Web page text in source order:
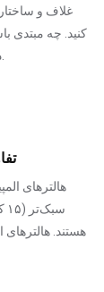
غلاف و
کنید. چه مبتدی
۱.